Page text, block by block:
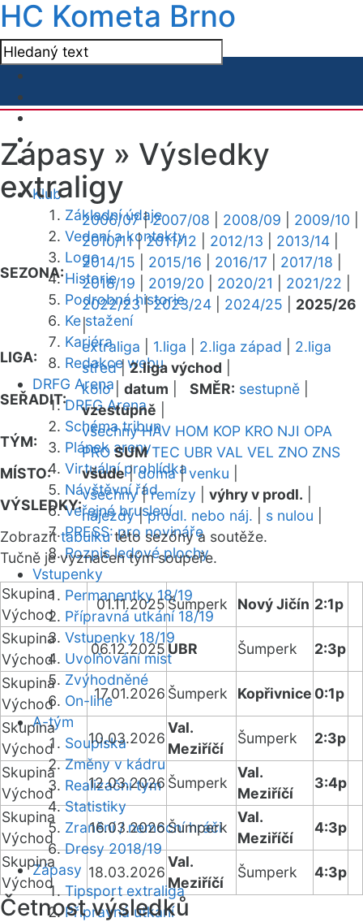
HC Kometa Brno
Klub
Základní údaje
Vedení a kontakty
Logo
Historie
Podrobná historie
Ke stažení
Kariéra
Redakce webu
DRFG Arena
DRFG Arena
Schéma tribun
Plánek areny
Virtuální prohlídka
Návštěvní řád
Veřejné bruslení
PRESS: pro novináře
Rozpis ledové plochy
Vstupenky
Permanentky 18/19
Přípravná utkání 18/19
Vstupenky 18/19
Uvolňování míst
Zvýhodněné
On-line
A-tým
Soupiska
Změny v kádru
Realizační tým
Statistiky
Zranění / nemocní hráči
Dresy 2018/19
Zápasy
Tipsport extraliga
Přípravná utkání
Zápasy » Výsledky
extraligy
SEZONA:
2006/07|2007/08 2008/09 2009/10
2010/11|2011/12 2012/13 2013/14
2014/15
2015/16 2016/17 2017/18
2018/19
2019/20 2020/21 2021/22
2022/23|2023/24 2024/25
2025/26
|
LIGA:
extraliga 1.liga 2.liga západ
2.liga
střed|2.liga východ
SEŘADIT:
kolo| datum SMĚR: sestupně
vzestupně
TÝM:
všechny HAV HOM KOP KRO NJI OPA
PRO SUM TEC UBR VAL VEL ZNO ZNS
MÍSTO:
všude|doma|venku
VÝSLEDKY:
všechny|remízy výhry v prodl.
nájezdy|prodl. nebo náj. s nulou
Zobrazittabulkutéto sezóny a soutěže.
Tučně je vyznačen tým soupeře.
Skupina
Východ
01.11.2025Šumperk Nový Jičín 2:1p
Skupina
Východ
06.12.2025 UBR Šumperk
2:3p
Skupina
Východ
17.01.2026 Šumperk Kopřivnice 0:1p
Skupina
Východ
10.03.2026
Val.
Meziříčí
Šumperk
2:3p
Skupina
Východ
12.03.2026 Šumperk
Val.
Meziříčí
3:4p
Skupina
Východ
16.03.2026Šumperk
Val.
Meziříčí
4:3p
Skupina
Východ
18.03.2026
Val.
Meziříčí
Šumperk 4:3p
Četnost výsledků